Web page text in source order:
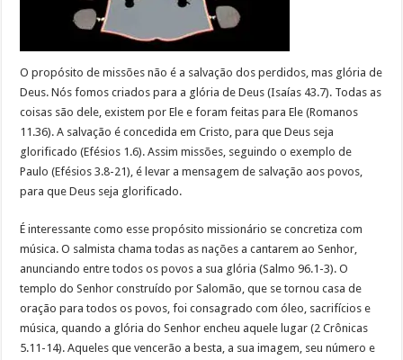
O propósito de missões não é a salvação dos perdidos, mas glória de
Deus. Nós fomos criados para a glória de Deus (Isaías 43.7). Todas as
coisas são dele, existem por Ele e foram feitas para Ele (Romanos
11.36). A salvação é concedida em Cristo, para que Deus seja
glorificado (Efésios 1.6). Assim missões, seguindo o exemplo de
Paulo (Efésios 3.8-21), é levar a mensagem de salvação aos povos,
para que Deus seja glorificado.
É interessante como esse propósito missionário se concretiza com
música. O salmista chama todas as nações a cantarem ao Senhor,
anunciando entre todos os povos a sua glória (Salmo 96.1-3). O
templo do Senhor construído por Salomão, que se tornou casa de
oração para todos os povos, foi consagrado com óleo, sacrifícios e
música, quando a glória do Senhor encheu aquele lugar (2 Crônicas
5.11-14). Aqueles que vencerão a besta, a sua imagem, seu número e